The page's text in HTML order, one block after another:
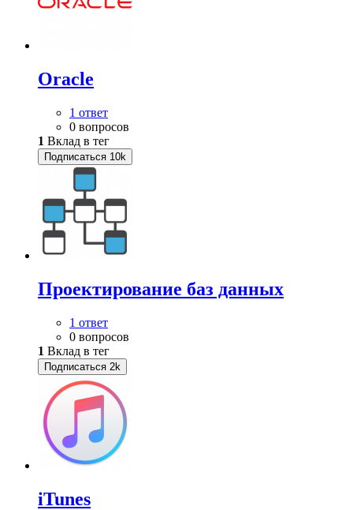
Oracle
1 ответ
0 вопросов
1 Вклад в тег
Подписаться 10k
Проектирование баз данных
1 ответ
0 вопросов
1 Вклад в тег
Подписаться 2k
iTunes